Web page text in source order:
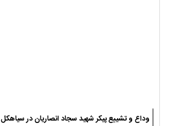
وداع و تشییع پیکر شهید سجاد انصاریان در سیاهکل